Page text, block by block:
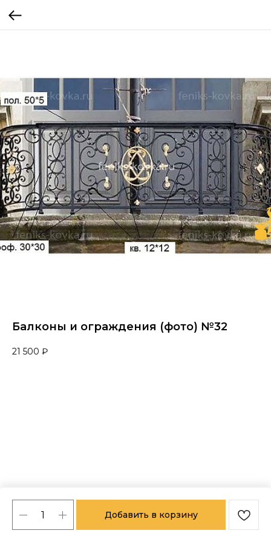
Балконы и ограждения (фото) №32
21 500 ₽
Добавить в корзину